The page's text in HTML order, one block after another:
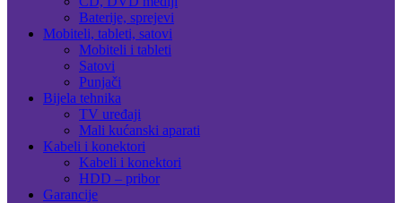
Baterije, sprejevi
Mobiteli, tableti, satovi
Mobiteli i tableti
Satovi
Punjači
Bijela tehnika
TV uređaji
Mali kućanski aparati
Kabeli i konektori
Kabeli i konektori
HDD – pribor
Garancije